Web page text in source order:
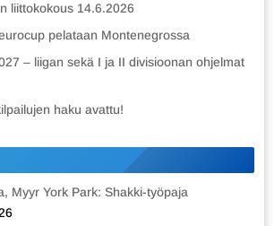
liittokokous 14.6.2026
pelataan Montenegrossa
– liigan sekä I ja II divisioonan ohjelmat
haku avattu!
Myyr York Park: Shakki-työpaja